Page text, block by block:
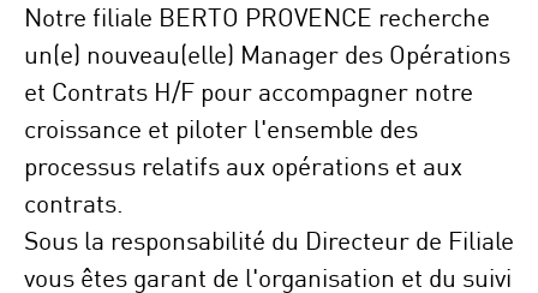
Notre filiale BERTO PROVENCE recherche
un(e) nouveau(elle) Manager des Opérations
et Contrats H/F pour accompagner notre
croissance et piloter l'ensemble des
processus relatifs aux opérations et aux
contrats.
Sous la responsabilité du Directeur de Filiale
vous êtes garant de l'organisation et du suivi